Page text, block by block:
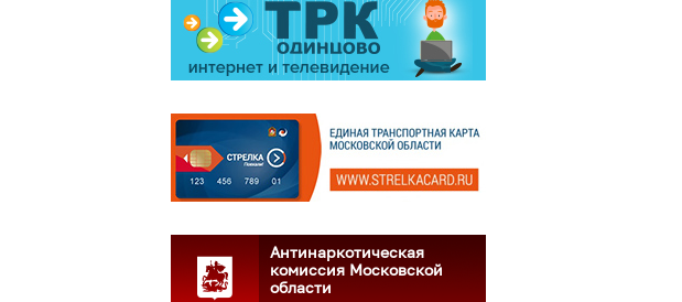
Антинаркотическая
комиссия Московской
области